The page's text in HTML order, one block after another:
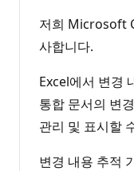
저희 Microsoft
사합니다.
Excel에서 변경
통합 문서의 변
관리 및 표시할
변경 내용 추적